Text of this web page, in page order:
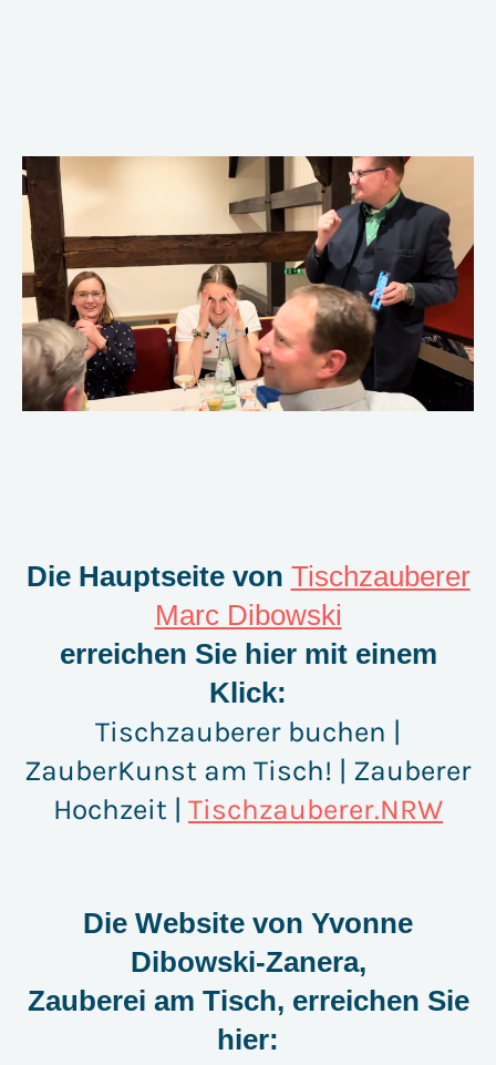
Die Hauptseite von Tischzauberer
Marc Dibowski
erreichen Sie hier mit einem
Klick:
Tischzauberer buchen |
ZauberKunst am Tisch! | Zauberer
Hochzeit | Tischzauberer.NRW
Die Website von Yvonne
Dibowski-Zanera,
Zauberei am Tisch, erreichen Sie
hier: